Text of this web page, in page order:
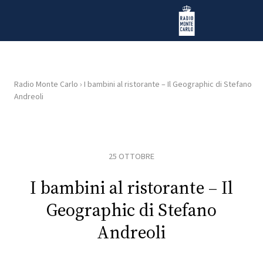
Radio Monte Carlo
HOME
RADIO
PLAYLIST
Radio Monte Carlo › I bambini al ristorante – Il Geographic di Stefano
Andreoli
25 OTTOBRE
I bambini al ristorante – Il
Geographic di Stefano
Andreoli